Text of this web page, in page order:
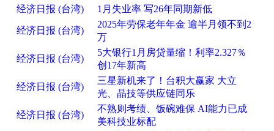
经济日报 (台湾)
1月失业率 写26年同期新低
经济日报 (台湾)
2025年劳保老年年金 逾半月领不到2
万
经济日报 (台湾)
5大银行1月房贷量缩！利率2.327％
创17年新高
经济日报 (台湾)
三星新机来了！台积大赢家 大立
光、晶技等供应链同乐
经济日报 (台湾)
不熟则考绩、饭碗难保 AI能力已成
美科技业标配